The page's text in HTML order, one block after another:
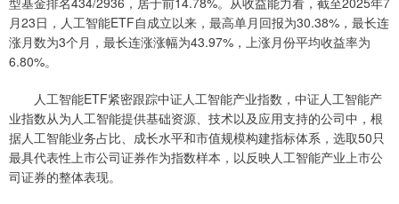
月23日，人工智能ETF自成立以来，最高单月回报为30.38%，最长连
涨月数为3个月，最长连涨涨幅为43.97%，上涨月份平均收益率为
6.80%。
人工智能ETF紧密跟踪中证人工智能产业指数，中证人工智能产
业指数从为人工智能提供基础资源、技术以及应用支持的公司中，根
据人工智能业务占比、成长水平和市值规模构建指标体系，选取50只
最具代表性上市公司证券作为指数样本，以反映人工智能产业上市公
司证券的整体表现。